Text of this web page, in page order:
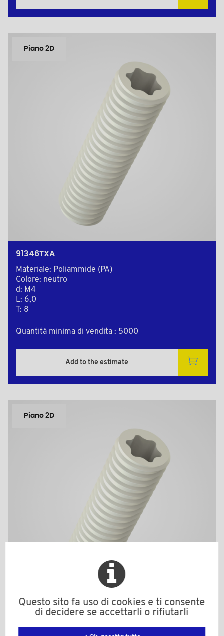
Piano 2D
91346TXA
Materiale: Poliammide (PA)
Colore: neutro
d: M4
L: 6,0
T: 8
Quantità minima di vendita : 5000
Add to the estimate
Piano 2D
Questo sito fa uso di cookies e ti consente
di decidere se accettarli o rifiutarli